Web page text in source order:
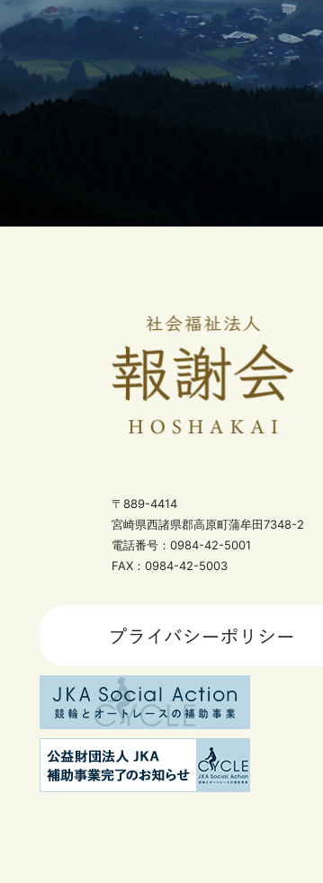
〒889-4414
宮崎県西諸県郡高原町蒲牟田7348-2
電話番号：0984-42-5001
FAX：0984-42-5003